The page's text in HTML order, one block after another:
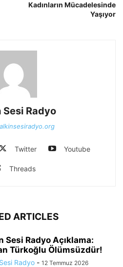
Kadınların Mücadelesinde
Yaşıyor
Sesi Radyo
Twitter Youtube
Threads
ARTICLES
Sesi Radyo Açıklama:
Türkoğlu Ölümsüzdür!
Radyo - 12 Temmuz 2026